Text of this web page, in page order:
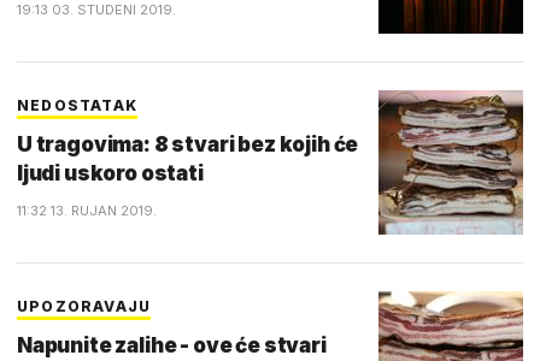
19:13 03. STUDENI 2019.
NEDOSTATAK
U tragovima: 8 stvari bez kojih će
ljudi uskoro ostati
11:32 13. RUJAN 2019.
UPOZORAVAJU
Napunite zalihe - ove će stvari